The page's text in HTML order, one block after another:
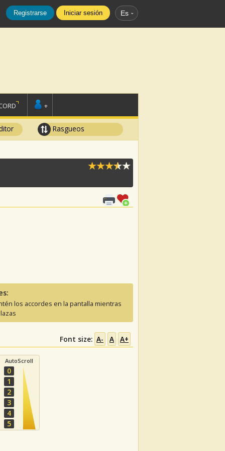
Registrarse Iniciar sesión Es
+
Rasgueos
los accordes en la pantalla mientras
Font size: A- A A+
AutoScroll
0
1
2
3
4
5